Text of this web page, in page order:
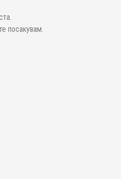
посакувам.